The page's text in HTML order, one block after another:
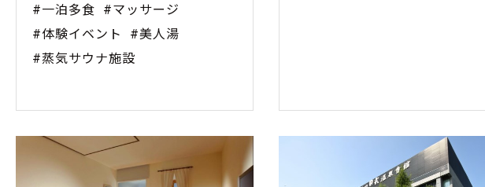
#一泊多食
#マッサージ
#体験イベント
#美人湯
#蒸気サウナ施設